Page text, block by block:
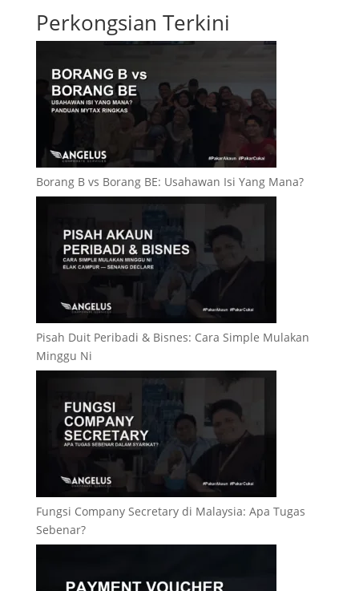
Perkongsian Terkini
Borang B vs Borang BE: Usahawan Isi Yang Mana?
Pisah Duit Peribadi & Bisnes: Cara Simple Mulakan
Minggu Ni
Fungsi Company Secretary di Malaysia: Apa Tugas
Sebenar?